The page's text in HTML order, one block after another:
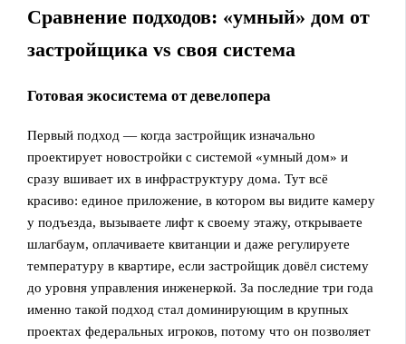
Сравнение подходов: «умный» дом от
застройщика vs своя система
Готовая экосистема от девелопера
Первый подход — когда застройщик изначально
проектирует новостройки с системой «умный дом» и
сразу вшивает их в инфраструктуру дома. Тут всё
красиво: единое приложение, в котором вы видите камеру
у подъезда, вызываете лифт к своему этажу, открываете
шлагбаум, оплачиваете квитанции и даже регулируете
температуру в квартире, если застройщик довёл систему
до уровня управления инженеркой. За последние три года
именно такой подход стал доминирующим в крупных
проектах федеральных игроков, потому что он позволяет